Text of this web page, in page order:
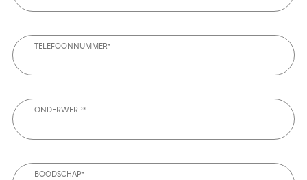
TELEFOONNUMMER*
ONDERWERP*
BOODSCHAP*